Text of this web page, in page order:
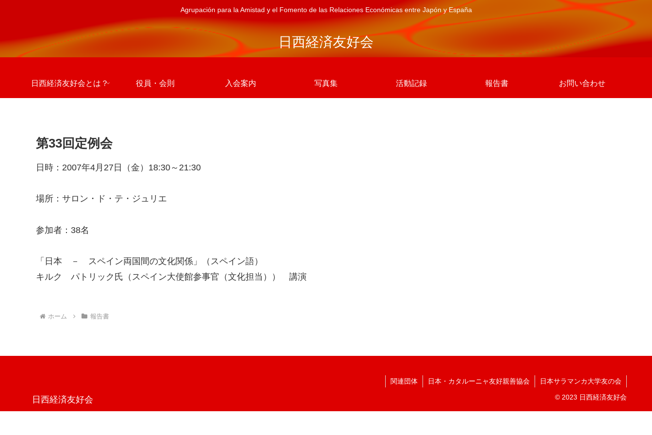
Agrupación para la Amistad y el Fomento de las Relaciones Económicas entre Japón y España
日西経済友好会
日西経済友好会とは？ 役員・会則 入会案内 写真集 活動記録 報告書 お問い合わせ
第33回定例会
日時：2007年4月27日（金）18:30～21:30
場所：サロン・ド・テ・ジュリエ
参加者：38名
「日本 － スペイン両国間の文化関係」（スペイン語）
キルク パトリック氏（スペイン大使館参事官（文化担当）） 講演
ホーム 報告書
日西経済友好会
関連団体 日本・カタルーニャ友好親善協会 日本サラマンカ大学友の会
© 2023 日西経済友好会